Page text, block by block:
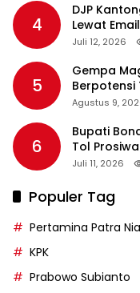
4
DJP
Lewat
Rp36 Triliun
Juli 12, 2026
5
Gempa
Berpotensi
Agustus 9,
6
Bupati
Tol
Juli 11, 2026
Populer Tag
Pertamina Patra
KPK
Prabowo Subianto